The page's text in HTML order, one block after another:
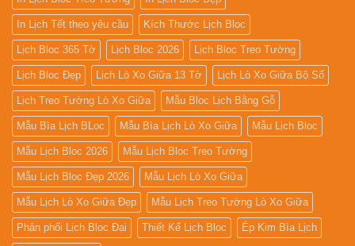
In Lịch Tết theo yêu cầu Kích Thước Lịch Bloc
Lịch Bloc 365 Tờ Lịch Bloc 2026 Lịch Bloc Treo Tường
Lịch Bloc Đẹp Lịch Lò Xo Giữa 13 Tờ Lịch Lò Xo Giữa Bộ Số
Lịch Treo Tường Lò Xo Giữa Mẫu Bloc Lịch Bằng Gỗ
Mẫu Bìa Lịch BLoc Mẫu Bìa Lịch Lò Xo Giữa Mẫu Lịch Bloc
Mẫu Lịch Bloc 2026 Mẫu Lịch Bloc Treo Tường
Mẫu Lịch Bloc Đẹp 2026 Mẫu Lịch Lò Xo Giữa
Mẫu Lịch Lò Xo Giữa Đẹp Mẫu Lịch Treo Tường Lò Xo Giữa
Phân phối Lịch Bloc Đại Thiết Kế Lịch Bloc Ép Kim Bìa Lịch